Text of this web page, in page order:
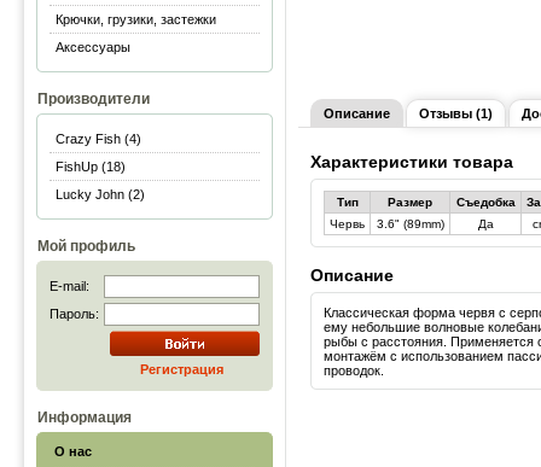
Крючки, грузики, застежки
Аксессуары
Производители
Crazy Fish (4)
FishUp (18)
Lucky John (2)
Мой профиль
E-mail:
Пароль:
Регистрация
Информация
О нас
Описание Отзывы (1)
Характеристики товара
Тип Размер Съедобка
Червь
3.6" (89mm) Да
Описание
Классическая форма червя с
ему небольшие волновые
рыбы с расстояния.
монтажём с использованием
проводок.